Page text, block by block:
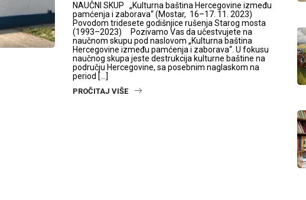
NAUČNI SKUP „Kulturna baština Hercegovine između
pamćenja i zaborava“ (Mostar, 16–17. 11. 2023)
Povodom tridesete godišnjice rušenja Starog mosta
(1993–2023) Pozivamo Vas da učestvujete na
naučnom skupu pod naslovom „Kulturna baština
Hercegovine između pamćenja i zaborava“. U fokusu
naučnog skupa jeste destrukcija kulturne baštine na
području Hercegovine, sa posebnim naglaskom na
period […]
PROČITAJ VIŠE